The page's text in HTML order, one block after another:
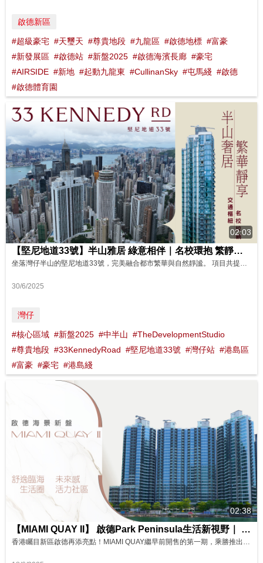
啟德新區
#超級豪宅 #天璽天 #尊貴地段 #九龍區 #啟德地標 #富豪
#新發展區 #啟德站 #新盤2025 #啟德海濱長廊 #豪宅
#AIRSIDE #新地 #起動九龍東 #CullinanSky #屯馬綫 #啟德
#啟德體育園
02:03
【堅尼地道33號】半山雅居 綠意相伴｜名校環抱 繁靜相融｜ 尊尚會所 充盈生活 影片來源 : FINANCE 730
坐落灣仔半山的堅尼地道33號，完美融合都市繁華與自然靜謐。 項目共提供71伙，戶型涵蓋1至3房，另有設私人平台的頂層複式單位，實用面積360至1,562平方呎，部分向南高層享開揚山景。 住戶專享會所設施，步行約6分鐘達灣仔站，周邊名校林立，生活配套一應俱全。而且寶雲道健身徑、香港公園亦近在咫尺，住戶可以隨時享受綠意生活。
30/6/2025
灣仔
#核心區域 #新盤2025 #中半山 #TheDevelopmentStudio
#尊貴地段 #33KennedyRoad #堅尼地道33號 #灣仔站 #港島區
#富豪 #豪宅 #港島綫
02:38
【MIAMI QUAY II】 啟德Park Peninsula生活新視野｜ 璀璨海景 影片來源 : FINANCE 730
香港矚目新區啟德再添亮點！MIAMI QUAY繼早前開售的第一期，乘勝推出第二期！實用面積由251至1,426平方呎，提供開放式至4房間隔。 項目自設7.5萬呎豪華會所，並且毗鄰11公里海濱長廊，生活休閒一流！交通亦相當便利，迅接九龍灣商貿區，未來更連接綠色運輸系統，更有名校網加持，立即探索這片活力新都會！